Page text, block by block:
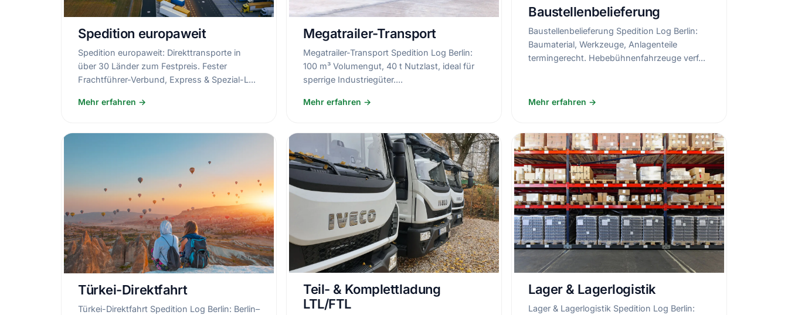
Spedition europaweit
Spedition europaweit: Direkttransporte in
über 30 Länder zum Festpreis. Fester
Frachtführer-Verbund, Express & Spezial-L...
Mehr erfahren →
Megatrailer-Transport
Megatrailer-Transport Spedition Log Berlin:
100 m³ Volumengut, 40 t Nutzlast, ideal für
sperrige Industriegüter....
Mehr erfahren →
Baustellenbelieferung
Baustellenbelieferung Spedition Log Berlin:
Baumaterial, Werkzeuge, Anlagenteile
termingerecht. Hebebühnenfahrzeuge verf...
Mehr erfahren →
Türkei-Direktfahrt
Türkei-Direktfahrt Spedition Log Berlin: Berlin–
Teil- & Komplettladung
LTL/FTL
Lager & Lagerlogistik
Lager & Lagerlogistik Spedition Log Berlin: